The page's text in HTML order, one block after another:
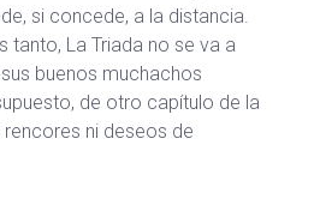
si concede, a la distancia.
tanto, La Triada no se va a
buenos muchachos
de otro capítulo de la
ni deseos de